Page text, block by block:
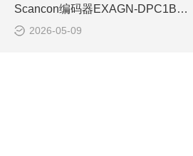
Scancon编码器EXAGN-DPC1B-1213-H用于矿山提升机
2026-05-09